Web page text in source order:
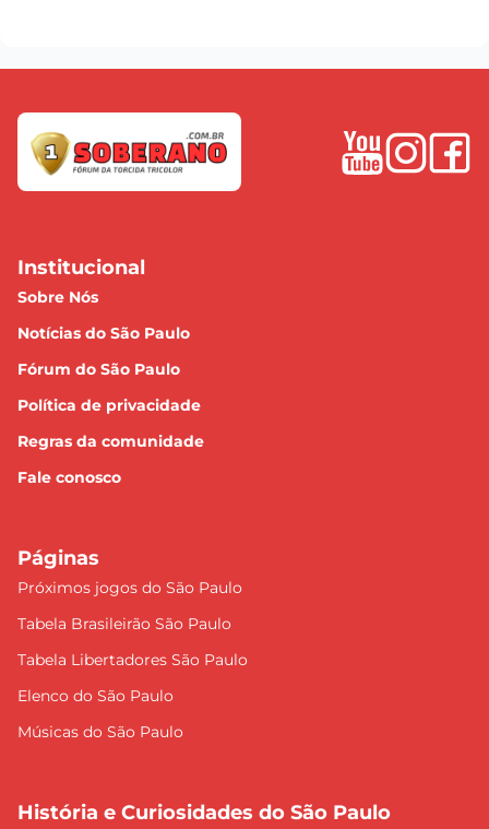
Institucional
Sobre Nós
Notícias do São Paulo
Fórum do São Paulo
Política de privacidade
Regras da comunidade
Fale conosco
Páginas
Próximos jogos do São Paulo
Tabela Brasileirão São Paulo
Tabela Libertadores São Paulo
Elenco do São Paulo
Músicas do São Paulo
História e Curiosidades do São Paulo